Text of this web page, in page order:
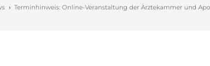
Terminhinweis: Online-Veranstaltung der Ärztekammer und